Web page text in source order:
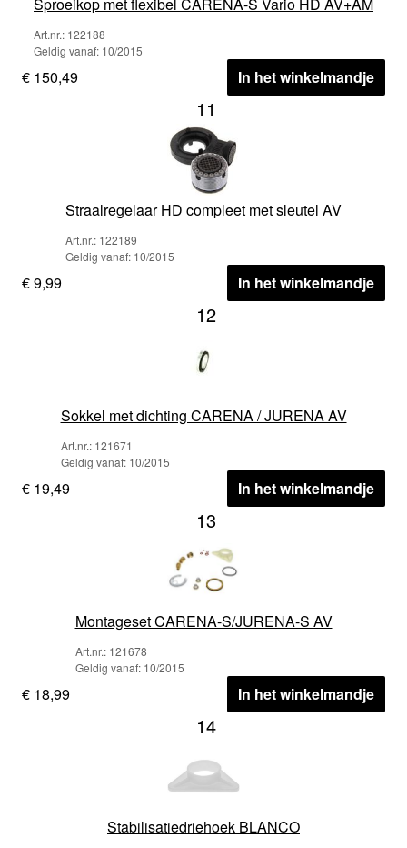
Sproeikop met flexibel CARENA-S Vario HD AV+AM
Art.nr.: 122188
Geldig vanaf: 10/2015
€ 150,49 In het winkelmandje
11
Straalregelaar HD compleet met sleutel AV
Art.nr.: 122189
Geldig vanaf: 10/2015
€ 9,99 In het winkelmandje
12
Sokkel met dichting CARENA / JURENA AV
Art.nr.: 121671
Geldig vanaf: 10/2015
€ 19,49 In het winkelmandje
13
Montageset CARENA-S/JURENA-S AV
Art.nr.: 121678
Geldig vanaf: 10/2015
€ 18,99 In het winkelmandje
14
Stabilisatiedriehoek BLANCO